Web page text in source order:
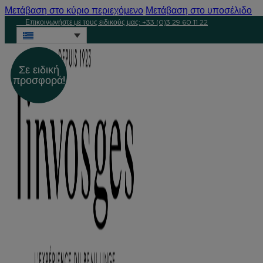
Μετάβαση στο κύριο περιεχόμενο Μετάβαση στο υποσέλιδο
Επικοινωνήστε με τους ειδικούς μας: +33 (0)3 29 60 11 22
Σε ειδική
προσφορά!